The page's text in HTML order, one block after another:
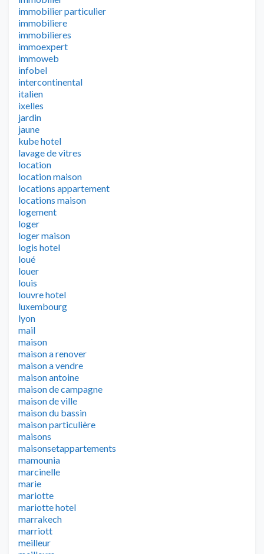
immobilier particulier
immobiliere
immobilieres
immoexpert
immoweb
infobel
intercontinental
italien
ixelles
jardin
jaune
kube hotel
lavage de vitres
location
location maison
locations appartement
locations maison
logement
loger
loger maison
logis hotel
loué
louer
louis
louvre hotel
luxembourg
lyon
mail
maison
maison a renover
maison a vendre
maison antoine
maison de campagne
maison de ville
maison du bassin
maison particulière
maisons
maisonsetappartements
mamounia
marcinelle
marie
mariotte
mariotte hotel
marrakech
marriott
meilleur